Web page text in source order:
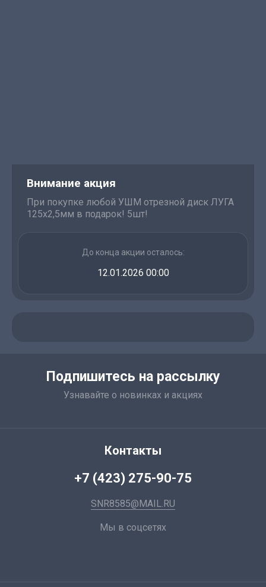
Внимание акция
При покупке любой УШМ отрезной диск ЛУГА
125х2,5мм в подарок! 5шт!
До конца акции осталось:
12.01.2026 00:00
Подпишитесь на рассылку
Узнавайте о новинках и акциях
Контакты
+7 (423) 275-90-75
SNR8585@MAIL.RU
Мы в соцсетях